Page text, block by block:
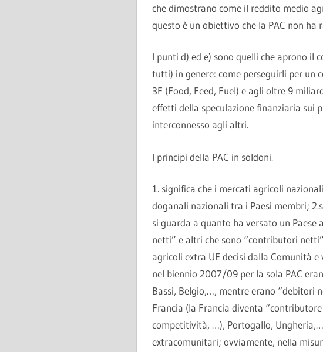
che dimostrano come il reddito medio
questo è un obiettivo che la PAC non
I punti d) ed e) sono quelli che aprono il
tutti) in genere: come perseguirli per un
3F (Food, Feed, Fuel) e agli oltre 9
effetti della speculazione finanziaria sui
interconnesso agli altri.
I principi della PAC in soldoni.
1. significa che i mercati agricoli
doganali nazionali tra i Paesi membri;
si guarda a quanto ha versato un Paese
netti” e altri che sono “contributori
agricoli extra UE decisi dalla Comunità
nel biennio 2007/09 per la sola PAC
Bassi, Belgio,…, mentre erano “debitori
Francia (la Francia diventa
competitività, …), Portogallo,
extracomunitari; ovviamente, nella